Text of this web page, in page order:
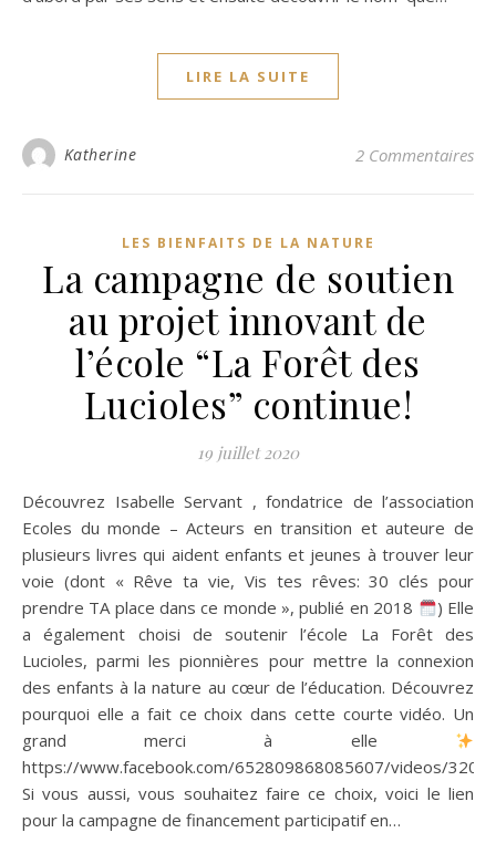
LIRE LA SUITE
Katherine 2 Commentaires
LES BIENFAITS DE LA NATURE
La campagne de soutien
au projet innovant de
l’école “La Forêt des
Lucioles” continue!
19 juillet 2020
Découvrez Isabelle Servant , fondatrice de l’association
Ecoles du monde – Acteurs en transition et auteure de
plusieurs livres qui aident enfants et jeunes à trouver leur
voie (dont « Rêve ta vie, Vis tes rêves: 30 clés pour
prendre TA place dans ce monde », publié en 2018
) Elle
a également choisi de soutenir l’école La Forêt des
Lucioles, parmi les pionnières pour mettre la connexion
des enfants à la nature au cœur de l’éducation. Découvrez
pourquoi elle a fait ce choix dans cette courte vidéo. Un
grand merci à elle
https://www.facebook.com/652809868085607/videos/
Si vous aussi, vous souhaitez faire ce choix, voici le lien
pour la campagne de financement participatif en…